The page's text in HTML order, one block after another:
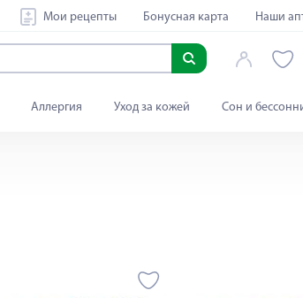
Мои рецепты Бонусная карта Наши
Аллергия Уход за кожей Сон и